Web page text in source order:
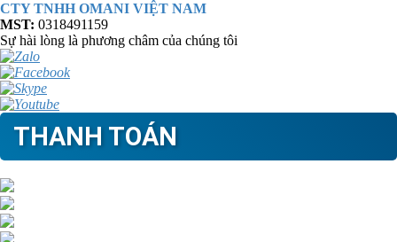
CTY TNHH OMANI VIỆT NAM
MST: 0318491159
Sự hài lòng là phương châm của chúng tôi
THANH TOÁN